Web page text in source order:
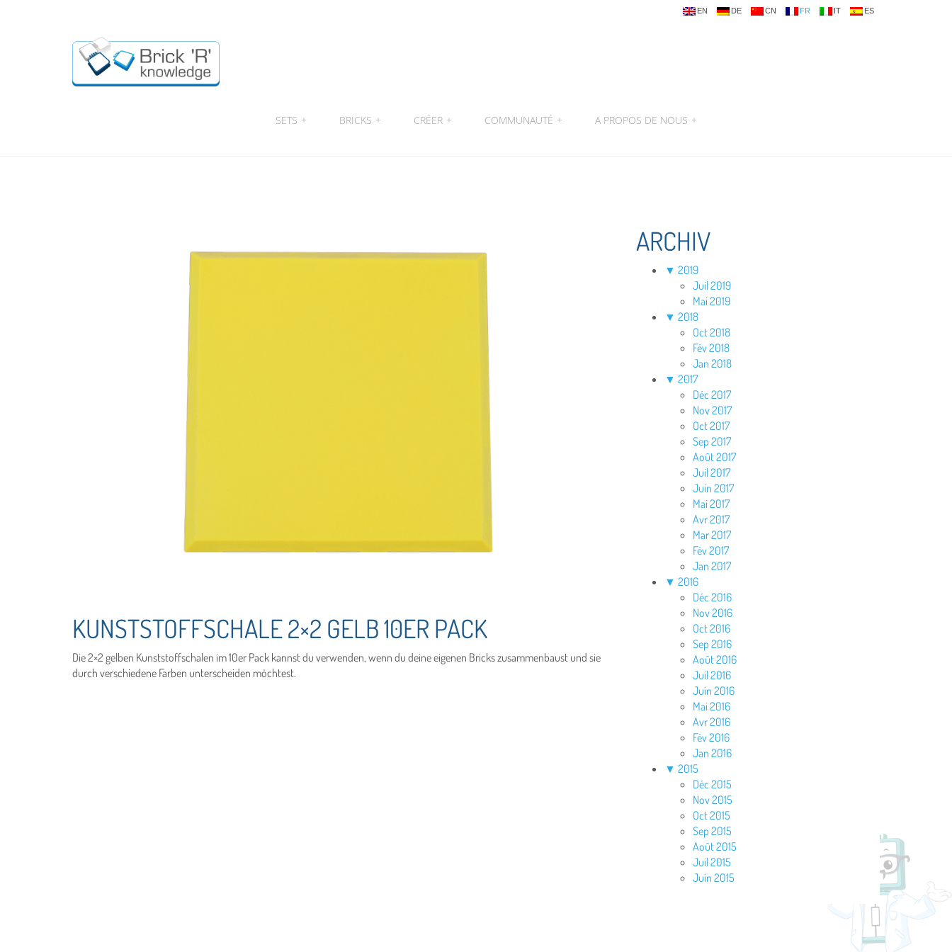
EN DE CN FR IT ES
SETS + BRICKS + CRÉER + COMMUNAUTÉ + A PROPOS DE NOUS +
KUNSTSTOFFSCHALE 2×2 GELB 10ER PACK
Die 2×2 gelben Kunststoffschalen im 10er Pack kannst du verwenden, wenn du deine eigenen Bricks zusammenbaust und sie
durch verschiedene Farben unterscheiden möchtest.
ARCHIV
▼ 2019
Juil 2019
Mai 2019
▼ 2018
Oct 2018
Fév 2018
Jan 2018
▼ 2017
Déc 2017
Nov 2017
Oct 2017
Sep 2017
Août 2017
Juil 2017
Juin 2017
Mai 2017
Avr 2017
Mar 2017
Fév 2017
Jan 2017
▼ 2016
Déc 2016
Nov 2016
Oct 2016
Sep 2016
Août 2016
Juil 2016
Juin 2016
Mai 2016
Avr 2016
Fév 2016
Jan 2016
▼ 2015
Déc 2015
Nov 2015
Oct 2015
Sep 2015
Août 2015
Juil 2015
Juin 2015